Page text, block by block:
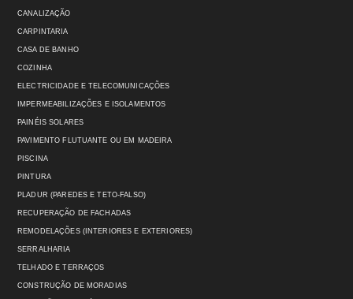
CANALIZAÇÃO
CARPINTARIA
CASA DE BANHO
COZINHA
ELECTRICIDADE E TELECOMUNICAÇÕES
IMPERMEABILIZAÇÕES E ISOLAMENTOS
PAINÉIS SOLARES
PAVIMENTO FLUTUANTE OU EM MADEIRA
PISCINA
PINTURA
PLADUR (PAREDES E TETO-FALSO)
RECUPERAÇÃO DE FACHADAS
REMODELAÇÕES (INTERIORES E EXTERIORES)
SERRALHARIA
TELHADO E TERRAÇOS
CONSTRUÇÃO DE MORADIAS